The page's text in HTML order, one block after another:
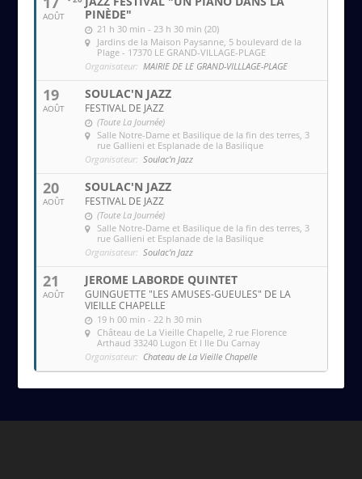
AOÛT
PINÈDE"
21 h 30 min - 23 h 30 min (20)
Jardins de la Maison Paysanne, 5 boulevard de la
Plage - 17370 LE GRAND-VILLAGE-PLAGE
Organisateur: MAIRIE DE LE GRAND-VILLLAGE-PLAGE
19
AOÛT
SOULAC'N JAZZ
FESTIVAL DE JAZZ
(Toute La Journée)
Salle Notre-Dame et Basilique de la fin des terres, 3
rue Gallieni et Esplanade de la Basilique
Organisateur: Soulac'n Jazz
20
AOÛT
SOULAC'N JAZZ
FESTIVAL DE JAZZ
(Toute La Journée)
Salle Notre-Dame et Basilique de la fin des terres, 3
rue Gallieni et Esplanade de la Basilique
Organisateur: Soulac'n Jazz
21
AOÛT
JEROME LABORDE QUINTET
GUINGUETTE "LES AMUSES-GUEULES" DE LA
VIEILLE CHAPELLE
19 h 00 min - 22 h 30 min
Château de La Vieille Chapelle, 2 rue Florence
Arthaud 33240 Lugon Et l Ile Du Carnay
Organisateur: Chateau de La Vieille Chapelle